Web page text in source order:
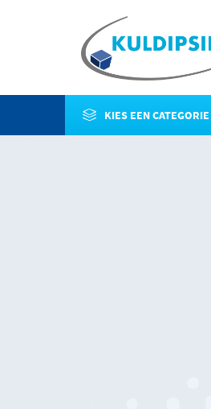
KIES EEN CATEGORIE